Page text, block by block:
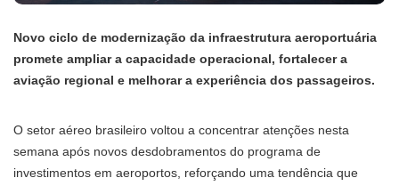
Novo ciclo de modernização da infraestrutura aeroportuária
promete ampliar a capacidade operacional, fortalecer a
aviação regional e melhorar a experiência dos passageiros.
O setor aéreo brasileiro voltou a concentrar atenções nesta
semana após novos desdobramentos do programa de
investimentos em aeroportos, reforçando uma tendência que